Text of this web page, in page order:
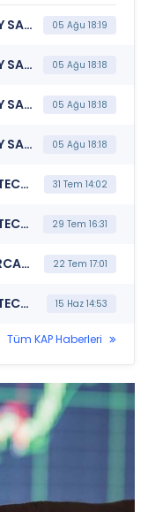
***ORCAY*** ORÇAY ORTAKÖY ÇAY SANAYİ VE TİCARET A.Ş. (Katılım Finansı İlkeleri Bilgi Formu ) 05 Ağu 18:19
***ORCAY*** ORÇAY ORTAKÖY ÇAY SANAYİ VE TİCARET A.Ş. (Sorumluluk Beyanı (Konsolide Olmayan)) 05 Ağu 18:18
***ORCAY*** ORÇAY ORTAKÖY ÇAY SANAYİ VE TİCARET A.Ş. (Faaliyet Raporu (Konsolide Olmayan)) 05 Ağu 18:18
***ORCAY*** ORÇAY ORTAKÖY ÇAY SANAYİ VE TİCARET A.Ş. (Finansal Rapor ) 05 Ağu 18:18
***ORCAY*** BORSA İSTANBUL BISTECH DEVRE KESİCİ UYGULAMASI (Pay Bazında Devre Kesici Bildirimi) 31 Tem 14:02
***ORCAY*** BORSA İSTANBUL BISTECH DEVRE KESİCİ UYGULAMASI (Pay Bazında Devre Kesici Bildirimi) 29 Tem 16:31
***SKBNK ** BAGFS ** BARMA ** ORCAY ** AYES ** ENDAE*** MERKEZİ KAYIT KURULUŞU A.Ş. (Borsada İşlem Gören Tipe Dönüşüm Duyurusu) 22 Tem 17:01
***ORCAY*** BORSA İSTANBUL BISTECH DEVRE KESİCİ UYGULAMASI (Pay Bazında Devre Kesici Bildirimi) 15 Haz 14:53
Tüm KAP Haberleri